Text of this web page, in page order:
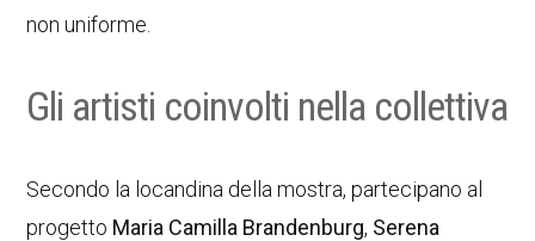
non uniforme.
Gli artisti coinvolti nella collettiva
Secondo la locandina della mostra, partecipano al
progetto Maria Camilla Brandenburg, Serena